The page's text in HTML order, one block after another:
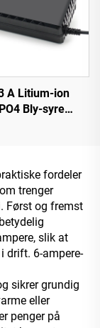
A Litium-ion
Bly-syre
fordeler
trenger
Først og fremst
slik at
drift. 6-ampere-
sikrer grundig
eller
penger på